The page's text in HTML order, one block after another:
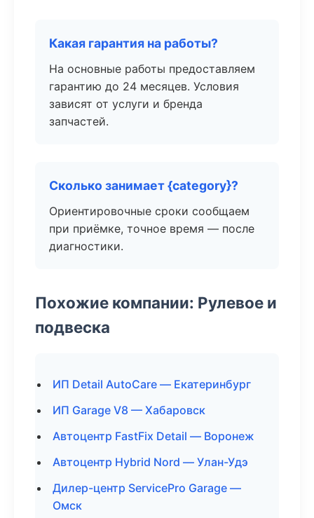
Какая гарантия на работы?
На основные работы предоставляем
гарантию до 24 месяцев. Условия
зависят от услуги и бренда
запчастей.
Сколько занимает {category}?
Ориентировочные сроки сообщаем
при приёмке, точное время — после
диагностики.
Похожие компании: Рулевое и
подвеска
ИП Detail AutoCare — Екатеринбург
ИП Garage V8 — Хабаровск
Автоцентр FastFix Detail — Воронеж
Автоцентр Hybrid Nord — Улан-Удэ
Дилер-центр ServicePro Garage —
Омск